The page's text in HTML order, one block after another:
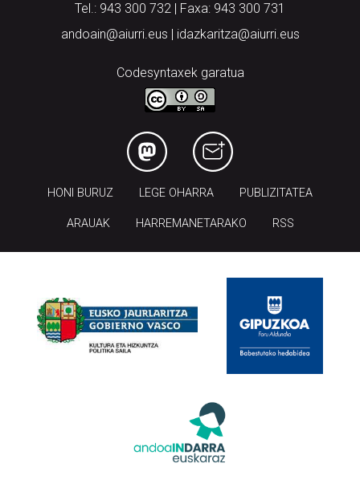
Tel.: 943 300 732 | Faxa: 943 300 731
andoain@aiurri.eus | idazkaritza@aiurri.eus
Codesyntaxek garatua
HONI BURUZ LEGE OHARRA PUBLIZITATEA
ARAUAK HARREMANETARAKO RSS